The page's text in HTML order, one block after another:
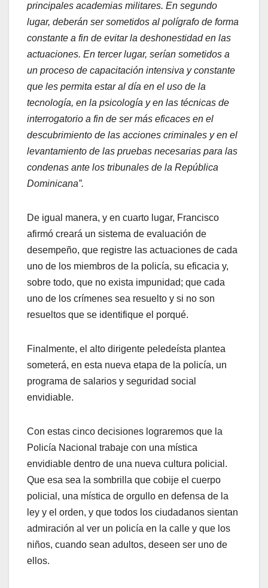
principales academias militares. En segundo
lugar, deberán ser sometidos al polígrafo de forma
constante a fin de evitar la deshonestidad en las
actuaciones. En tercer lugar, serían sometidos a
un proceso de capacitación intensiva y constante
que les permita estar al día en el uso de la
tecnología, en la psicología y en las técnicas de
interrogatorio a fin de ser más eficaces en el
descubrimiento de las acciones criminales y en el
levantamiento de las pruebas necesarias para las
condenas ante los tribunales de la República
Dominicana”.
De igual manera, y en cuarto lugar, Francisco
afirmó creará un sistema de evaluación de
desempeño, que registre las actuaciones de cada
uno de los miembros de la policía, su eficacia y,
sobre todo, que no exista impunidad; que cada
uno de los crímenes sea resuelto y si no son
resueltos que se identifique el porqué.
Finalmente, el alto dirigente peledeísta plantea
someterá, en esta nueva etapa de la policía, un
programa de salarios y seguridad social
envidiable.
Con estas cinco decisiones lograremos que la
Policía Nacional trabaje con una mística
envidiable dentro de una nueva cultura policial.
Que esa sea la sombrilla que cobije el cuerpo
policial, una mística de orgullo en defensa de la
ley y el orden, y que todos los ciudadanos sientan
admiración al ver un policía en la calle y que los
niños, cuando sean adultos, deseen ser uno de
ellos.